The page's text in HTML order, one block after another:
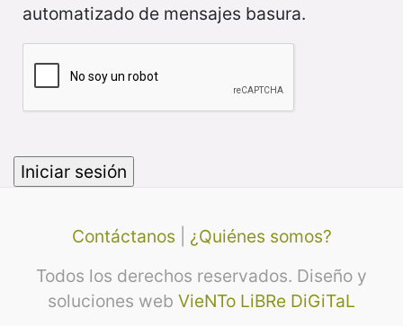
automatizado de mensajes basura.
Contáctanos
¿Quiénes somos?
Todos los derechos reservados. Diseño y
soluciones web VieNTo LiBRe DiGiTaL